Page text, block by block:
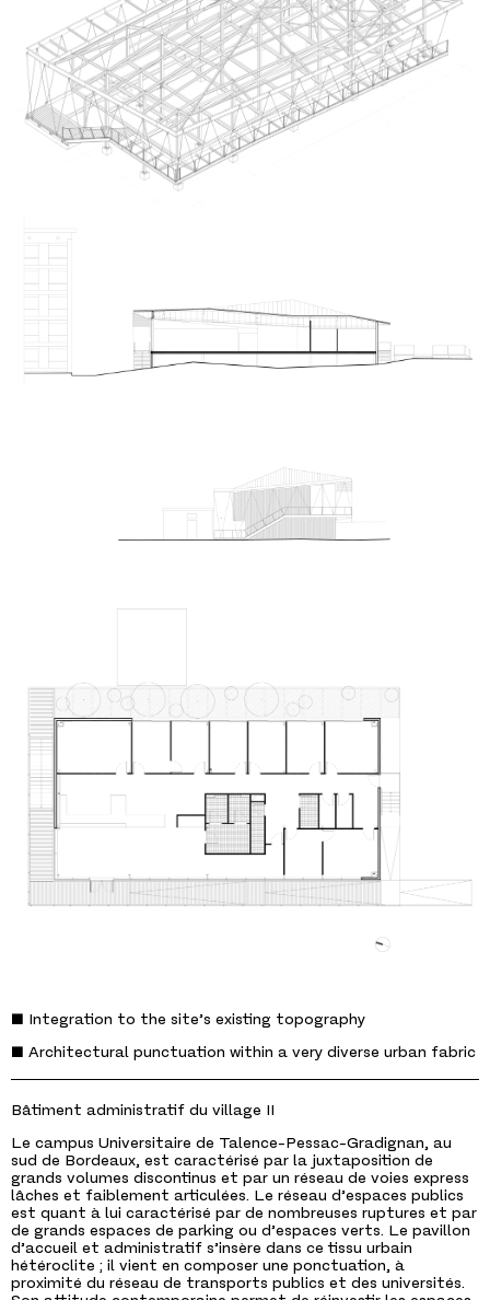
■ Integration to the site’s existing topography
■ Architectural punctuation within a very diverse urban fabric
Bâtiment administratif du village II
Le campus Universitaire de Talence-Pessac-Gradignan, au
sud de Bordeaux, est caractérisé par la juxtaposition de
grands volumes discontinus et par un réseau de voies express
lâches et faiblement articulées. Le réseau d’espaces publics
est quant à lui caractérisé par de nombreuses ruptures et par
de grands espaces de parking ou d’espaces verts. Le pavillon
d’accueil et administratif s’insère dans ce tissu urbain
hétéroclite ; il vient en composer une ponctuation, à
proximité du réseau de transports publics et des universités.